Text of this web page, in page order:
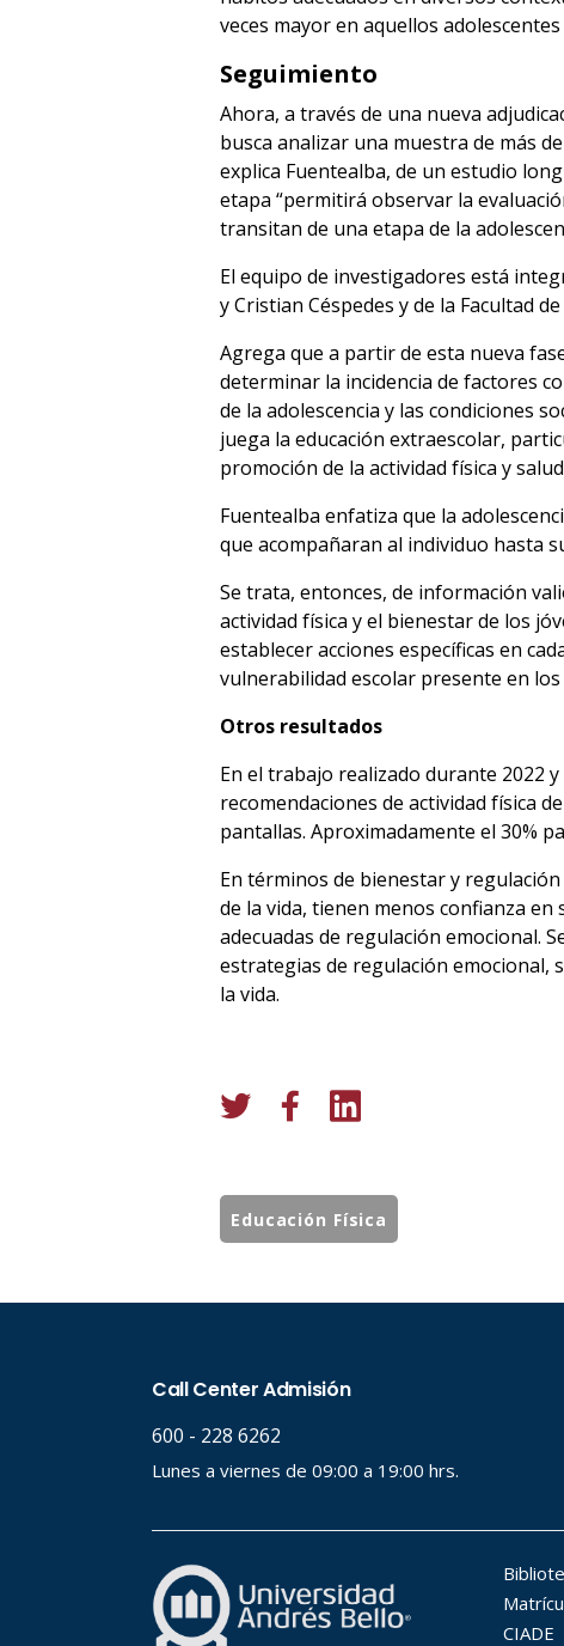
veces mayor en aquellos
Seguimiento
Ahora, a través de una nueva
busca analizar una muestra de más
explica Fuentealba, de un estudio
etapa “permitirá observar la
transitan de una etapa de la
El equipo de investigadores está
y Cristian Céspedes y de la Facultad
Agrega que a partir de esta nueva
determinar la incidencia de factores
de la adolescencia y las condiciones
juega la educación extraescolar,
promoción de la actividad física y
Fuentealba enfatiza que la
que acompañaran al individuo hasta
Se trata, entonces, de información
actividad física y el bienestar de los
establecer acciones específicas en
vulnerabilidad escolar presente en
Otros resultados
En el trabajo realizado durante 2022
recomendaciones de actividad física
pantallas. Aproximadamente el 30%
En términos de bienestar y
de la vida, tienen menos confianza
adecuadas de regulación emocional.
estrategias de regulación emocional,
la vida.
Educación Física